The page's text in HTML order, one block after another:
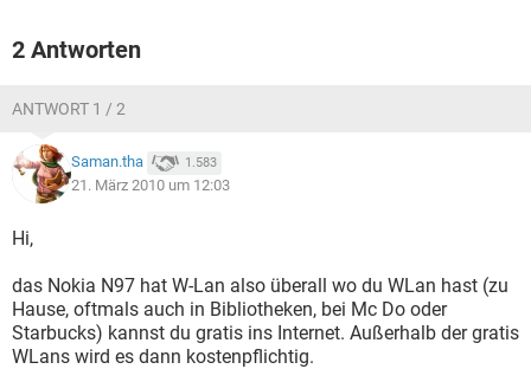
2 Antworten
ANTWORT 1 / 2
Saman.tha 1.583
21. März 2010 um 12:03
Hi,
das Nokia N97 hat W-Lan also überall wo du WLan hast (zu
Hause, oftmals auch in Bibliotheken, bei Mc Do oder
Starbucks) kannst du gratis ins Internet. Außerhalb der gratis
WLans wird es dann kostenpflichtig.